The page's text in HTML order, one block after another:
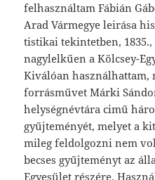
felhasználtam Fábián
Arad Vármegye leirása
tistikai tekintetben,
nagylelkűen a Kölcsey-
Kiválóan használhattam,
forrásművet Márki
helységnévtára cimű
gyűjteményét, melyet a
mileg feldolgozni nem
becses gyűjteményt az
Egyesület részére.